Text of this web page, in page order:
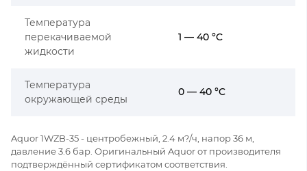
Температура
перекачиваемой
жидкости
1 — 40 °C
Температура
окружающей среды
0 — 40 °C
Aquor 1WZB-35 - центробежный, 2.4 м?/ч, напор 36 м,
давление 3.6 бар. Оригинальный Aquor от производителя
подтверждённый сертификатом соответствия.